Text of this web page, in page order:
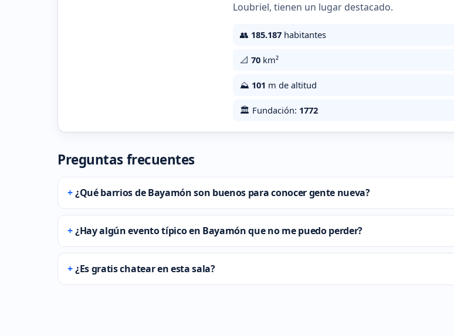
Loubriel, tienen un lugar destacado.
👥 185.187 habitantes
📐 70 km²
⛰️ 101 m de altitud
🏛️ Fundación: 1772
Preguntas frecuentes
¿Qué barrios de Bayamón son buenos para conocer gente nueva?
¿Hay algún evento típico en Bayamón que no me puedo perder?
¿Es gratis chatear en esta sala?